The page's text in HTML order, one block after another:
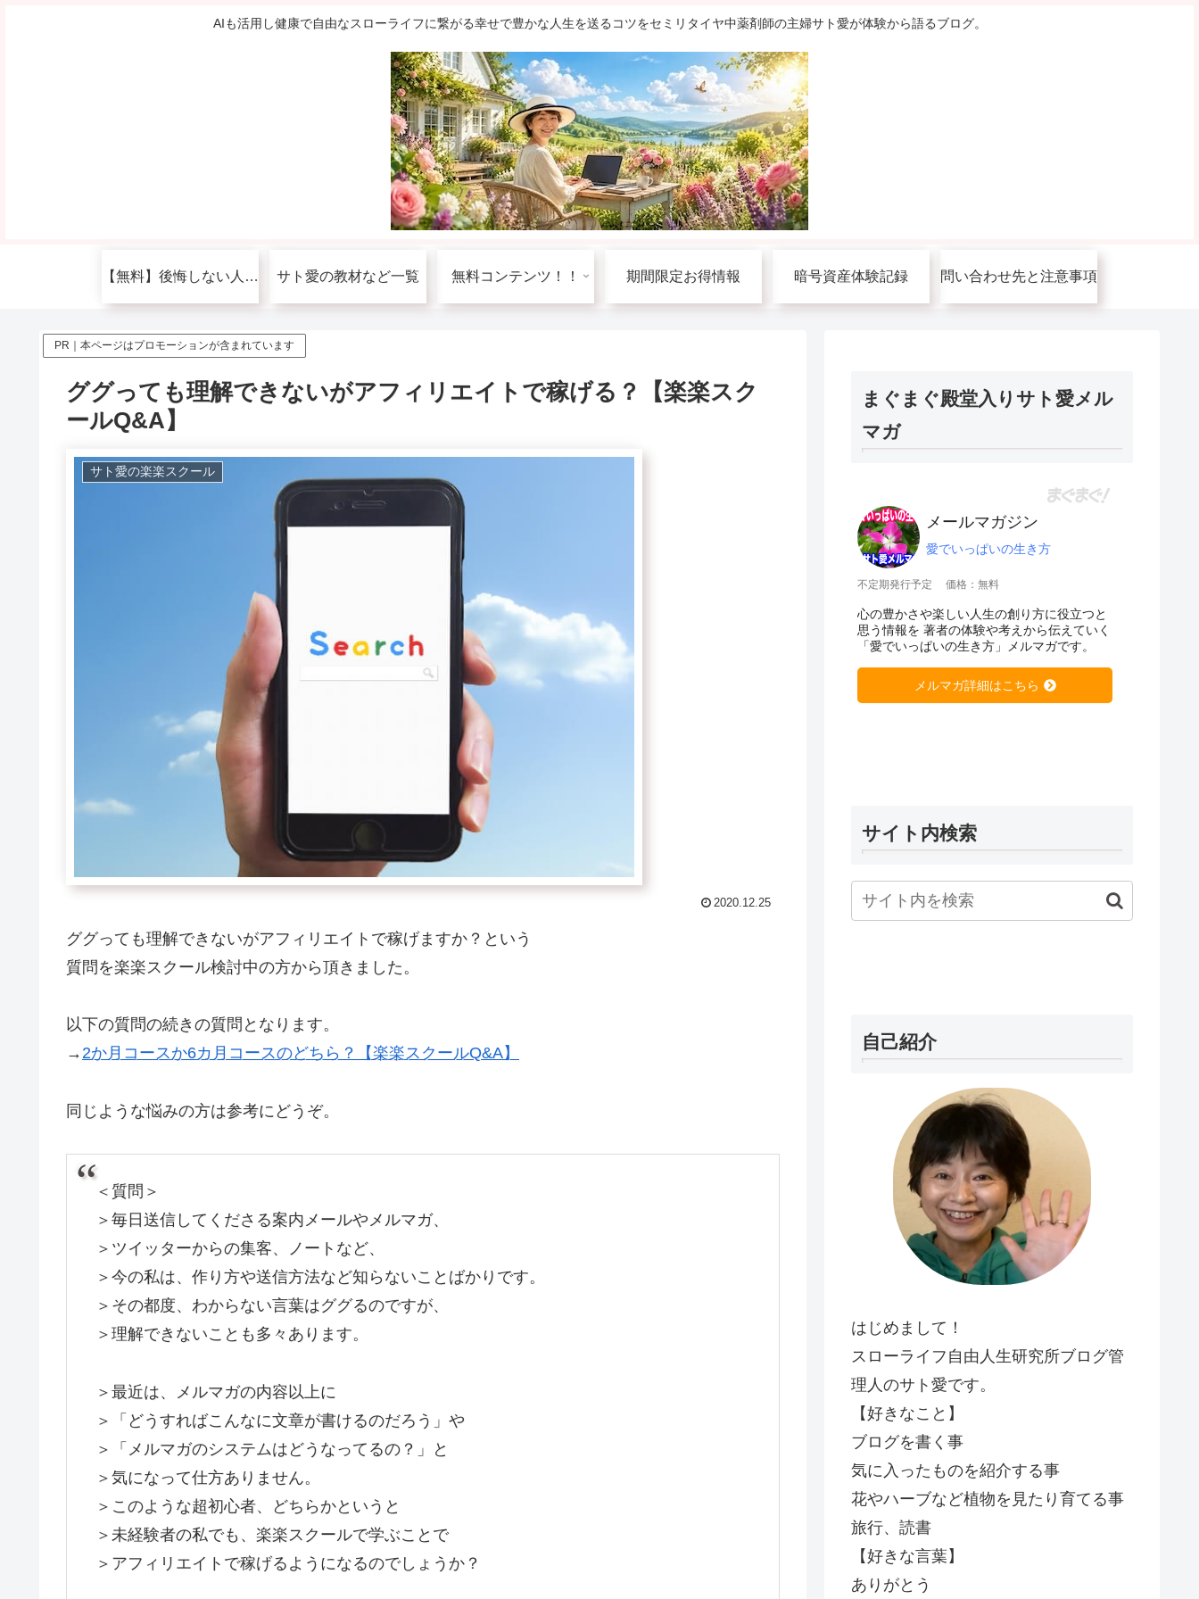
AIも活用し健康で自由なスローライフに繋がる幸せで豊かな人生を送るコツをセミリタイヤ中薬剤師の主婦サト愛が体験から語るブログ。
【無料】後悔しない人生を送りたい人へ サト愛の教材など一覧 無料コンテンツ！！ 期間限定お得情報 暗号資産体験記録 問い合わせ先と注意事項
PR｜本ページはプロモーションが含まれています
ググっても理解できないがアフィリエイトで稼げる？【楽楽スク
ールQ&A】
サト愛の楽楽スクール
2020.12.25
ググっても理解できないがアフィリエイトで稼げますか？という
質問を楽楽スクール検討中の方から頂きました。
以下の質問の続きの質問となります。
→ 2か月コースか6カ月コースのどちら？【楽楽スクールQ&A】
同じような悩みの方は参考にどうぞ。
＜質問＞
＞毎日送信してくださる案内メールやメルマガ、
＞ツイッターからの集客、ノートなど、
＞今の私は、作り方や送信方法など知らないことばかりです。
＞その都度、わからない言葉はググるのですが、
＞理解できないことも多々あります。
＞最近は、メルマガの内容以上に
＞「どうすればこんなに文章が書けるのだろう」や
＞「メルマガのシステムはどうなってるの？」と
＞気になって仕方ありません。
＞このような超初心者、どちらかというと
＞未経験者の私でも、楽楽スクールで学ぶことで
＞アフィリエイトで稼げるようになるのでしょうか？
まぐまぐ殿堂入りサト愛メル
マガ
メールマガジン
愛でいっぱいの生き方
不定期発行予定 価格：無料
心の豊かさや楽しい人生の創り方に役立つと
思う情報を 著者の体験や考えから伝えていく
「愛でいっぱいの生き方」メルマガです。
メルマガ詳細はこちら
サイト内検索
自己紹介
はじめまして！
スローライフ自由人生研究所ブログ管
理人のサト愛です。
【好きなこと】
ブログを書く事
気に入ったものを紹介する事
花やハーブなど植物を見たり育てる事
旅行、読書
【好きな言葉】
ありがとう